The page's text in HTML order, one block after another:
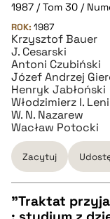
pobierz cytat
BIBTEX
pobierz cytat
1987 / Tom 30 /
ROK: 1987
Krzysztof Bauer
J. Cesarski
Antoni Czubiński
Józef Andrzej
Henryk Jabłoński
Włodzimierz I.
W. N. Nazarew
Wacław Potocki
Zacytuj
"Traktat